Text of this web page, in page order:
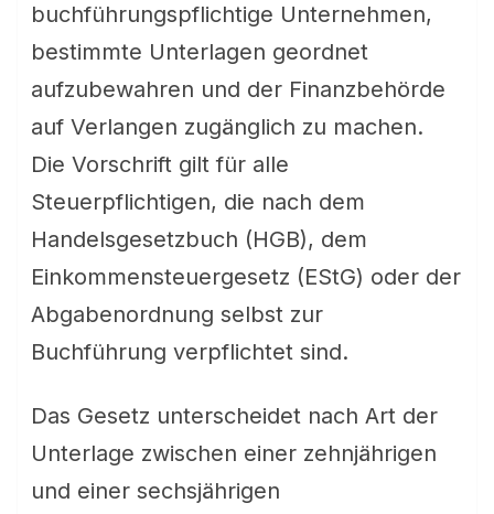
buchführungspflichtige Unternehmen,
bestimmte Unterlagen geordnet
aufzubewahren und der Finanzbehörde
auf Verlangen zugänglich zu machen.
Die Vorschrift gilt für alle
Steuerpflichtigen, die nach dem
Handelsgesetzbuch (HGB), dem
Einkommensteuergesetz (EStG) oder der
Abgabenordnung selbst zur
Buchführung verpflichtet sind.
Das Gesetz unterscheidet nach Art der
Unterlage zwischen einer zehnjährigen
und einer sechsjährigen